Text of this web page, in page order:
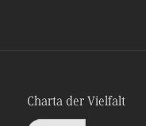
Charta der Vielfalt